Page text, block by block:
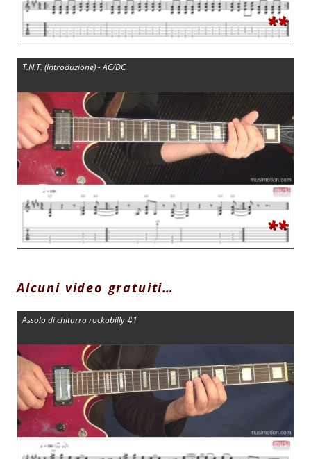
**
T.N.T. (Introduzione) - AC/DC
**
Alcuni video gratuiti…
Assolo di chitarra rockabilly #1